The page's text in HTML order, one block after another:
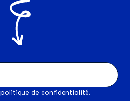
politique de confidentialité.